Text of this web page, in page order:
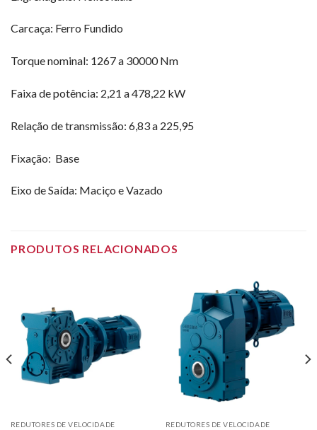
Carcaça: Ferro Fundido
Torque nominal: 1267 a 30000 Nm
Faixa de potência: 2,21 a 478,22 kW
Relação de transmissão: 6,83 a 225,95
Fixação: Base
Eixo de Saída: Maciço e Vazado
PRODUTOS RELACIONADOS
REDUTORES DE VELOCIDADE REDUTORES DE VELOCIDADE